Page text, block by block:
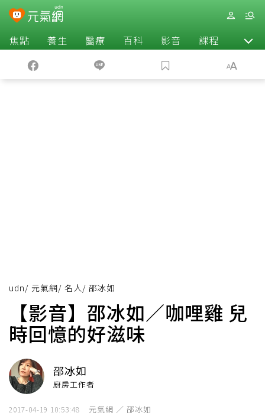
焦點 養生 醫療 百科 影音 課程 退休
udn/ 元氣網/ 名人/ 邵冰如
【影音】邵冰如／咖哩雞 兒
時回憶的好滋味
邵冰如
廚房工作者
2017-04-19 10:53:48 元氣網 ／ 邵冰如